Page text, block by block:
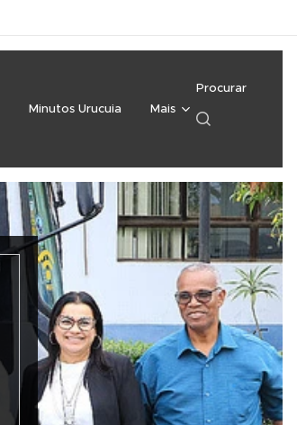
Minutos Urucuia Mais
Procurar